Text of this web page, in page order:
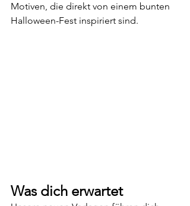
Motiven, die direkt von einem bunten
Halloween-Fest inspiriert sind.
Was dich erwartet